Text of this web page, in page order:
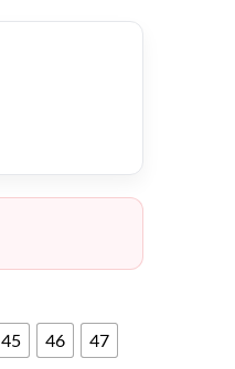
45 46 47